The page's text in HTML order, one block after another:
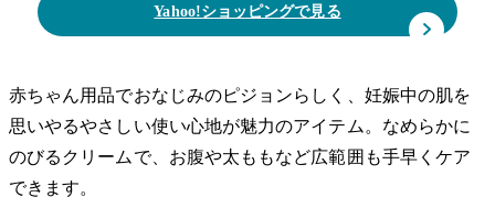
Yahoo!ショッピングで見る
赤ちゃん用品でおなじみのピジョンらしく、妊娠中の肌を
思いやるやさしい使い心地が魅力のアイテム。なめらかに
のびるクリームで、お腹や太ももなど広範囲も手早くケア
できます。